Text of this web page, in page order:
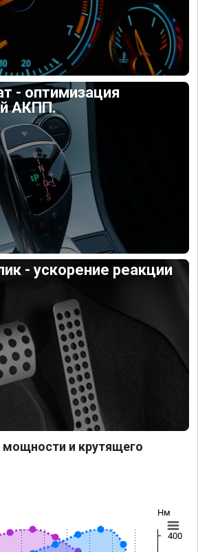
- оптимизация
АКПП.
- ускорение реакции
мощности и крутящего
Нм
400